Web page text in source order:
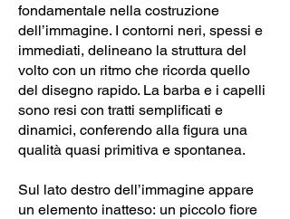
fondamentale nella costruzione
dell’immagine. I contorni neri, spessi e
immediati, delineano la struttura del
volto con un ritmo che ricorda quello
del disegno rapido. La barba e i capelli
sono resi con tratti semplificati e
dinamici, conferendo alla figura una
qualità quasi primitiva e spontanea.
Sul lato destro dell’immagine appare
un elemento inatteso: un piccolo fiore